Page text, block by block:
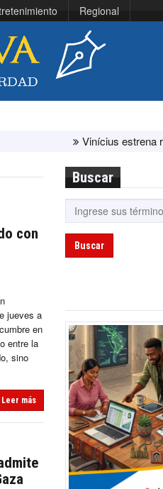
Regional
Vinícius estrena renovación
con
jueves a
en
entre la
sino
Leer más
Buscar
Buscar